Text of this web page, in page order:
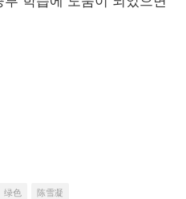
绿色 陈雪凝